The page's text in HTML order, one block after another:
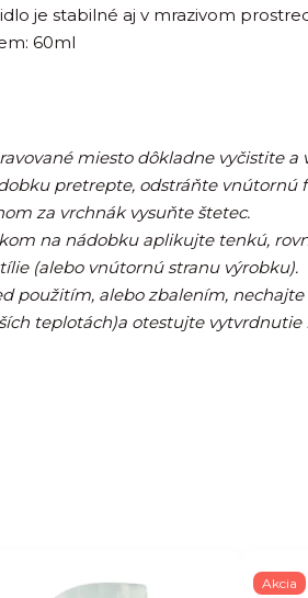
je stabilné aj v mrazivom
60ml
miesto dôkladne vyčistite a
pretrepte, odstráňte vnútornú
za vrchnák vysuňte štetec.
na nádobku aplikujte tenkú,
(alebo vnútornú stranu výrobku).
použitím, alebo zbalením,
teplotách)a otestujte
Akcia